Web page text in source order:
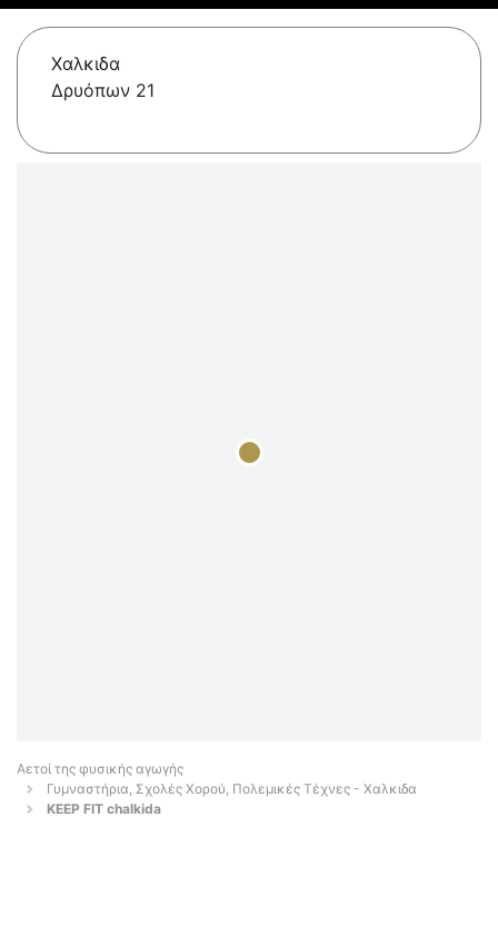
Χαλκιδα
Δρυόπων 21
Αετοί της φυσικής αγωγής
Γυμναστήρια, Σχολές Χορού, Πολεμικές Τέχνες - Χαλκιδα
KEEP FIT chalkida